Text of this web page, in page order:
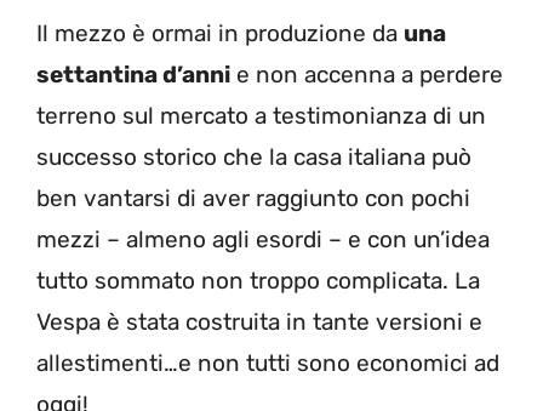
Il mezzo è ormai in produzione da una
settantina d’anni e non accenna a perdere
terreno sul mercato a testimonianza di un
successo storico che la casa italiana può
ben vantarsi di aver raggiunto con pochi
mezzi – almeno agli esordi – e con un’idea
tutto sommato non troppo complicata. La
Vespa è stata costruita in tante versioni e
allestimenti…e non tutti sono economici ad
oggi!